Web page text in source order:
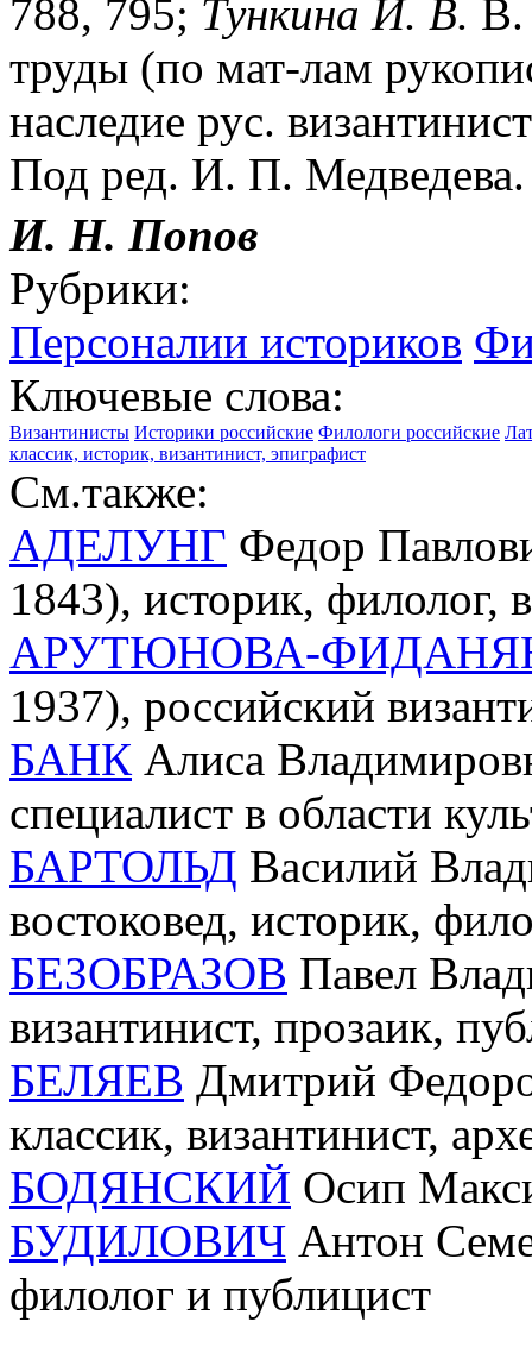
788, 795; Тункина И. В. В.
труды (по мат-лам
наследие рус.
Под ред. И. П.
И. Н. Попов
Рубрики:
Персоналии историков
Ключевые слова:
Византинисты Историки российские Филологи российские
классик, историк, византинист, эпиграфист
См.также:
АДЕЛУНГ Федор
1843), историк, филолог,
АРУТЮНОВА-
1937), российский
БАНК Алиса
специалист в области
БАРТОЛЬД Василий
востоковед, историк,
БЕЗОБРАЗОВ Павел
византинист, прозаик,
БЕЛЯЕВ Дмитрий
классик, византинист,
БОДЯНСКИЙ Осип
БУДИЛОВИЧ Антон
филолог и публицист